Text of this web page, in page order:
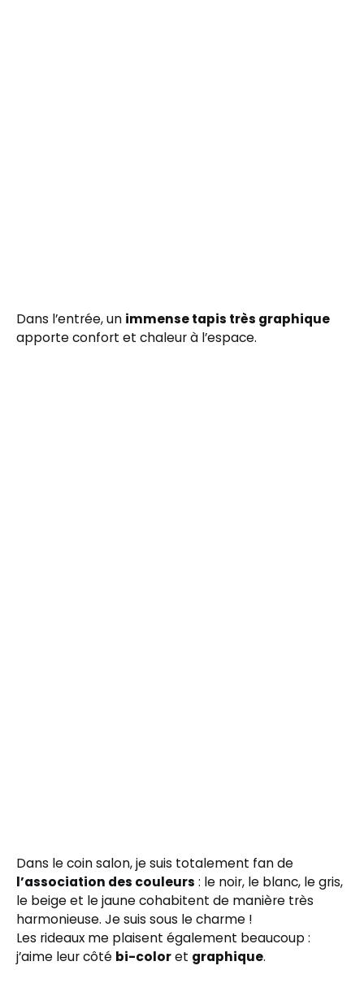
Dans l’entrée, un immense tapis très graphique
apporte confort et chaleur à l’espace.
Dans le coin salon, je suis totalement fan de
l’association des couleurs : le noir, le blanc, le gris,
le beige et le jaune cohabitent de manière très
harmonieuse. Je suis sous le charme !
Les rideaux me plaisent également beaucoup :
j’aime leur côté bi-coloret graphique.